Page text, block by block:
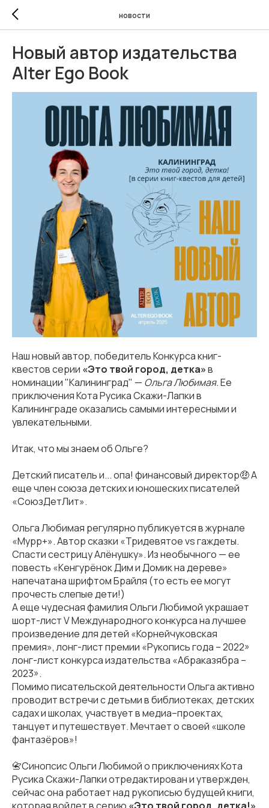
новости
Новый автор издательства
Alter Ego Book
Наш новый автор, победитель Конкурса книг-
квестов серии «Это твой город, детка»в
номинации "Калининград" — Ольга Любимая.Ее
приключения Кота Русика Скажи-Лапки в
Калининграде оказались самыми интересными и
увлекательными.
Итак, что мы знаем об Ольге?
Детский писатель и... опа! финансовый директор🤑 А
еще член союза детских и юношеских писателей
«СоюзДетЛит».
Ольга Любимая регулярно публикуется в журнале
«Мурр+». Автор сказки «Тридевятое vs гаждеты.
Спасти сестрицу Алёнушку». Из необычного — ее
повесть «Кенгурёнок Дим и Домик на дереве»
напечатана шрифтом Брайля (то есть ее могут
прочесть слепые дети!)
А еще чудесная фамилия Ольги Любимой украшает
шорт-лист V Международного конкурса на лучшее
произведение для детей «Корнейчуковская
премия», лонг-лист премии «Рукопись года – 2022»
лонг-лист конкурса издательства «Абраказябра –
2023».
Помимо писательской деятельности Ольга активно
проводит встречи с детьми в библиотеках, детских
садах и школах, участвует в медиа–проектах,
танцует и путешествует. Мечтает о своей «школе
фантазёров»!
📇Синопсис Ольги Любимой о приключениях Кота
Русика Скажи-Лапки отредактирован и утвержден,
сейчас она работает над рукописью будущей книги,